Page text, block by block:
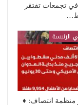
تجمعات تفتقر
الرئيسة
منظمة انتصاف: ♦️